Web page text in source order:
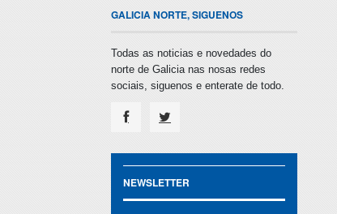
GALICIA NORTE, SIGUENOS
Todas as noticias e novedades do
norte de Galicia nas nosas redes
sociais, siguenos e enterate de todo.
NEWSLETTER